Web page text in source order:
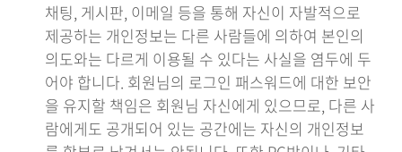
채팅, 게시판, 이메일 등을 통해 자신이 자발적으로
제공하는 개인정보는 다른 사람들에 의하여 본인의
의도와는 다르게 이용될 수 있다는 사실을 염두에 두
어야 합니다. 회원님의 로그인 패스워드에 대한 보안
을 유지할 책임은 회원님 자신에게 있으므로, 다른 사
람에게도 공개되어 있는 공간에는 자신의 개인정보